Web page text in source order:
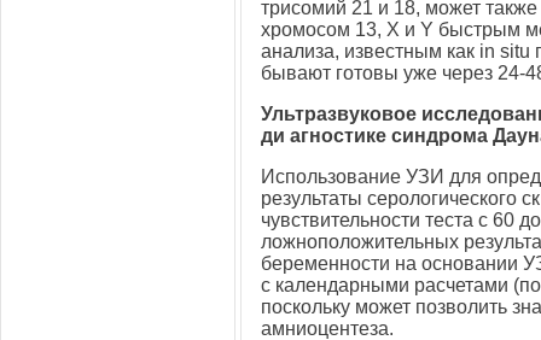
трисомий 21 и 18, может
хромосом 13, X и Y быстрым
анализа, известным как in situ
бывают готовы уже через 24-
Ультразвуковое
ди агностике синдрома
Использование УЗИ для
результаты
чувствительности теста с 60
ложноположительных
беременности на основании
с календарными расчетами
поскольку может позволить
амниоцентеза.